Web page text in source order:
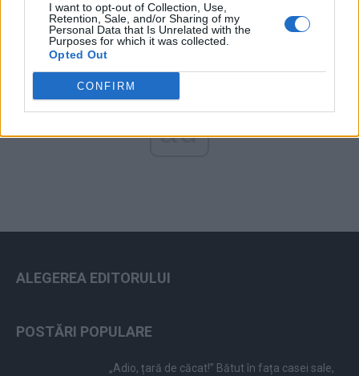
I want to opt-out of Collection, Use,
Retention, Sale, and/or Sharing of my
Personal Data that Is Unrelated with the
Purposes for which it was collected.
Opted Out
CONFIRM
ad
ALEGEREA EDITORULUI
POSTĂRI POPULARE
„Adio, țară de căcat!” Bătut în fața casei sale,